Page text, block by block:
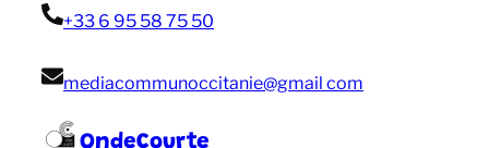
+33 6 95 58 75 50
mediacommunoccitanie@gmail com
OndeCourte